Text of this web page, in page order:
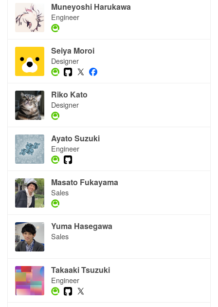
Muneyoshi Harukawa
Engineer
Seiya Moroi
Designer
Riko Kato
Designer
Ayato Suzuki
Engineer
Masato Fukayama
Sales
Yuma Hasegawa
Sales
Takaaki Tsuzuki
Engineer